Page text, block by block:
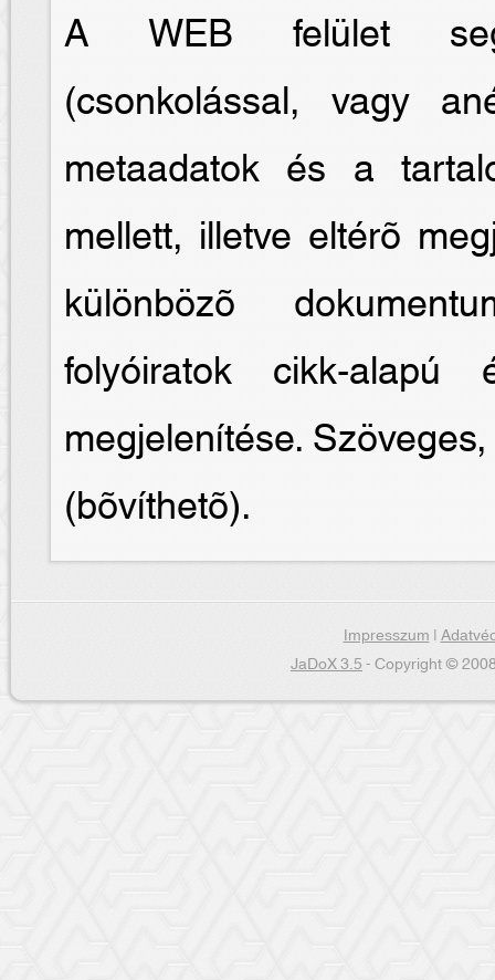
A WEB felület
(csonkolással, vagy
metaadatok és a
mellett, illetve eltérõ
különbözõ
folyóiratok cikk-alapú
megjelenítése.
(bõvíthetõ).
Impresszum|
JaDoX 3.5- Copyright ©